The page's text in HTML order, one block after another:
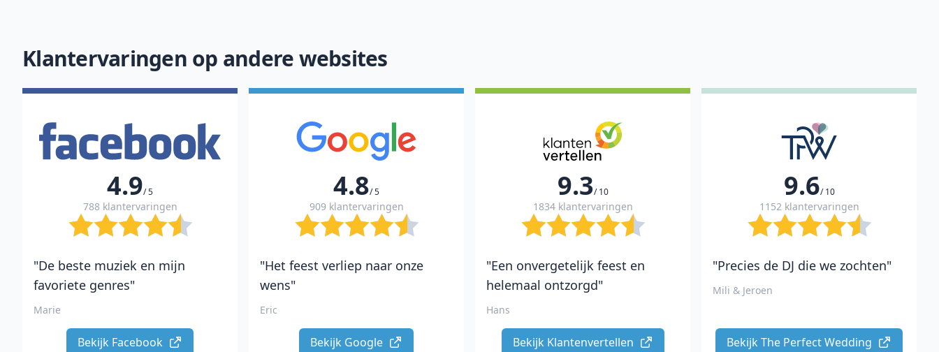
Klantervaringen op andere websites
4.9/ 5
788 klantervaringen
"De beste muziek en mijn
favoriete genres"
Marie
Bekijk Facebook
4.8/ 5
909 klantervaringen
"Het feest verliep naar onze
wens"
Eric
Bekijk Google
9.3/ 10
1834 klantervaringen
"Een onvergetelijk feest en
helemaal ontzorgd"
Hans
Bekijk Klantenvertellen
9.6/ 10
1152 klantervaringen
"Precies de DJ die we zochten"
Mili & Jeroen
Bekijk The Perfect Wedding